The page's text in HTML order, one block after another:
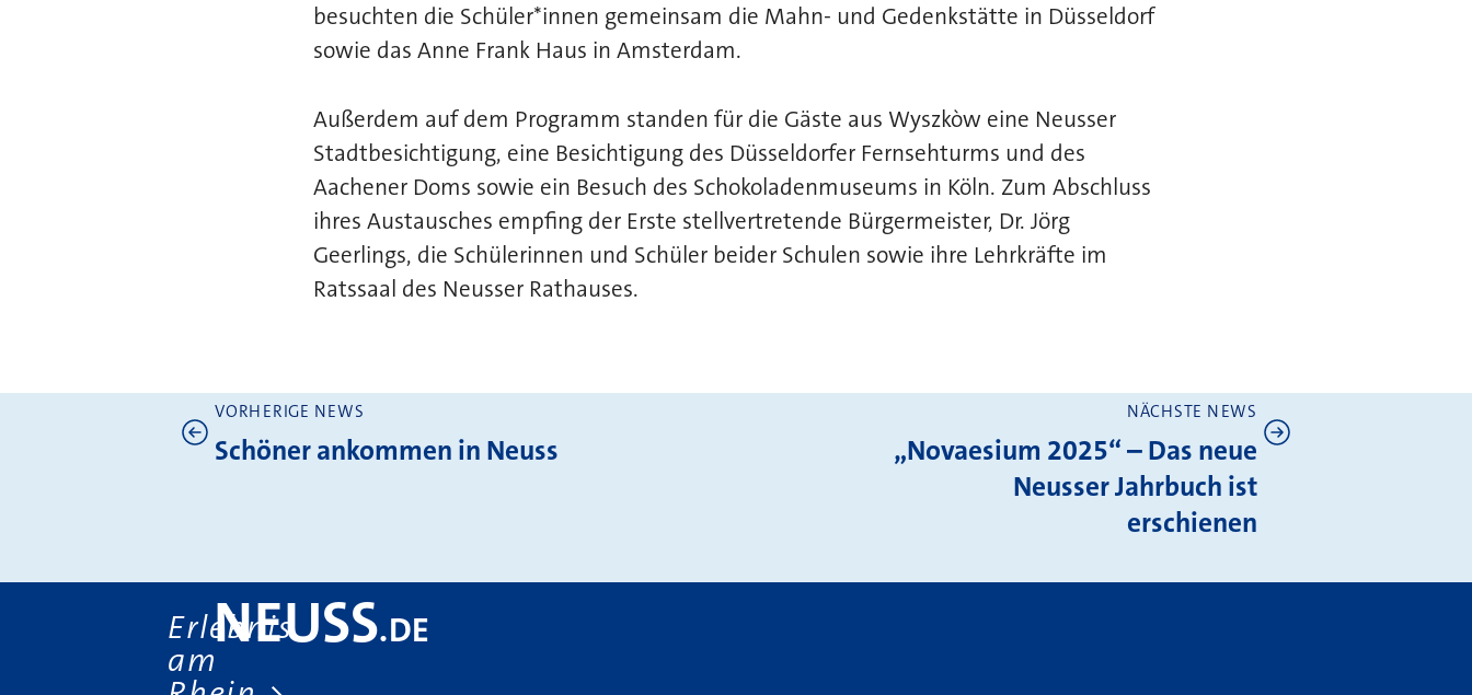
besuchten die Schüler*innen gemeinsam die Mahn- und Gedenkstätte in Düsseldorf
sowie das Anne Frank Haus in Amsterdam.
Außerdem auf dem Programm standen für die Gäste aus Wyszkòw eine Neusser
Stadtbesichtigung, eine Besichtigung des Düsseldorfer Fernsehturms und des
Aachener Doms sowie ein Besuch des Schokoladenmuseums in Köln. Zum Abschluss
ihres Austausches empfing der Erste stellvertretende Bürgermeister, Dr. Jörg
Geerlings, die Schülerinnen und Schüler beider Schulen sowie ihre Lehrkräfte im
Ratssaal des Neusser Rathauses.
Weitere News
VORHERIGE NEWS
Schöner ankommen in Neuss
NÄCHSTE NEWS
„Novaesium 2025“ – Das neue
Neusser Jahrbuch ist
erschienen
Erlebnis
am
NEUSS.DE